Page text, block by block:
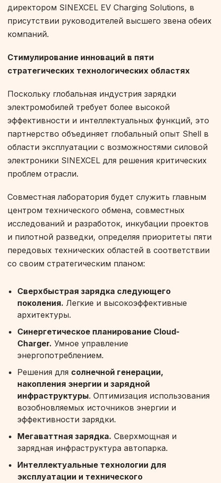
директором SINEXCEL EV Charging Solutions, в
присутствии руководителей высшего звена обеих
компаний.
Стимулирование инноваций в пяти
стратегических технологических областях
Поскольку глобальная индустрия зарядки
электромобилей требует более высокой
эффективности и интеллектуальных функций, это
партнерство объединяет глобальный опыт Shell в
области эксплуатации с возможностями силовой
электроники SINEXCEL для решения критических
проблем отрасли.
Совместная лаборатория будет служить главным
центром технического обмена, совместных
исследований и разработок, инкубации проектов
и пилотной разведки, определяя приоритеты пяти
передовых технических областей в соответствии
со своим стратегическим планом:
Сверхбыстрая зарядка следующего
поколения. Легкие и высокоэффективные
архитектуры.
Синергетическое планирование Cloud-
Charger. Умное управление
энергопотреблением.
Решения для солнечной генерации,
накопления энергии и зарядной
инфраструктуры. Оптимизация использования
возобновляемых источников энергии и
эффективности зарядки.
Мегаваттная зарядка. Сверхмощная и
зарядная инфраструктура автопарка.
Интеллектуальные технологии для
эксплуатации и технического